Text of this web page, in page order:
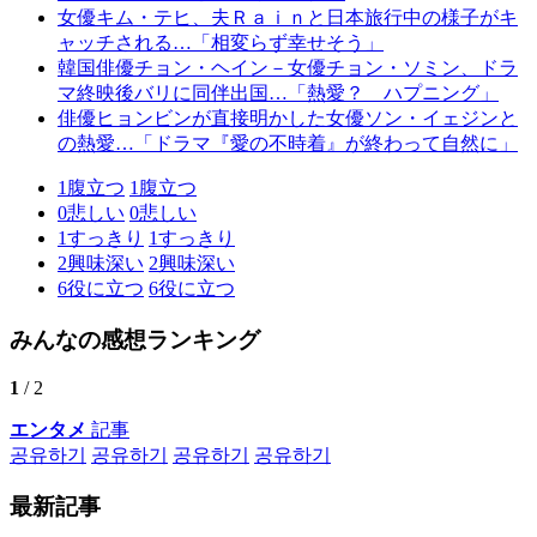
女優キム・テヒ、夫Ｒａｉｎと日本旅行中の様子がキ
ャッチされる…「相変らず幸せそう」
韓国俳優チョン・ヘイン－女優チョン・ソミン、ドラ
マ終映後バリに同伴出国…「熱愛？ ハプニング」
俳優ヒョンビンが直接明かした女優ソン・イェジンと
の熱愛…「ドラマ『愛の不時着』が終わって自然に」
1 腹立つ 1 腹立つ
0悲しい 0悲しい
1すっきり 1すっきり
2興味深い 2興味深い
6役に立つ 6役に立つ
みんなの感想ランキング
1 / 2
エンタメ 記事
공유하기
공유하기 공유하기 공유하기
最新記事